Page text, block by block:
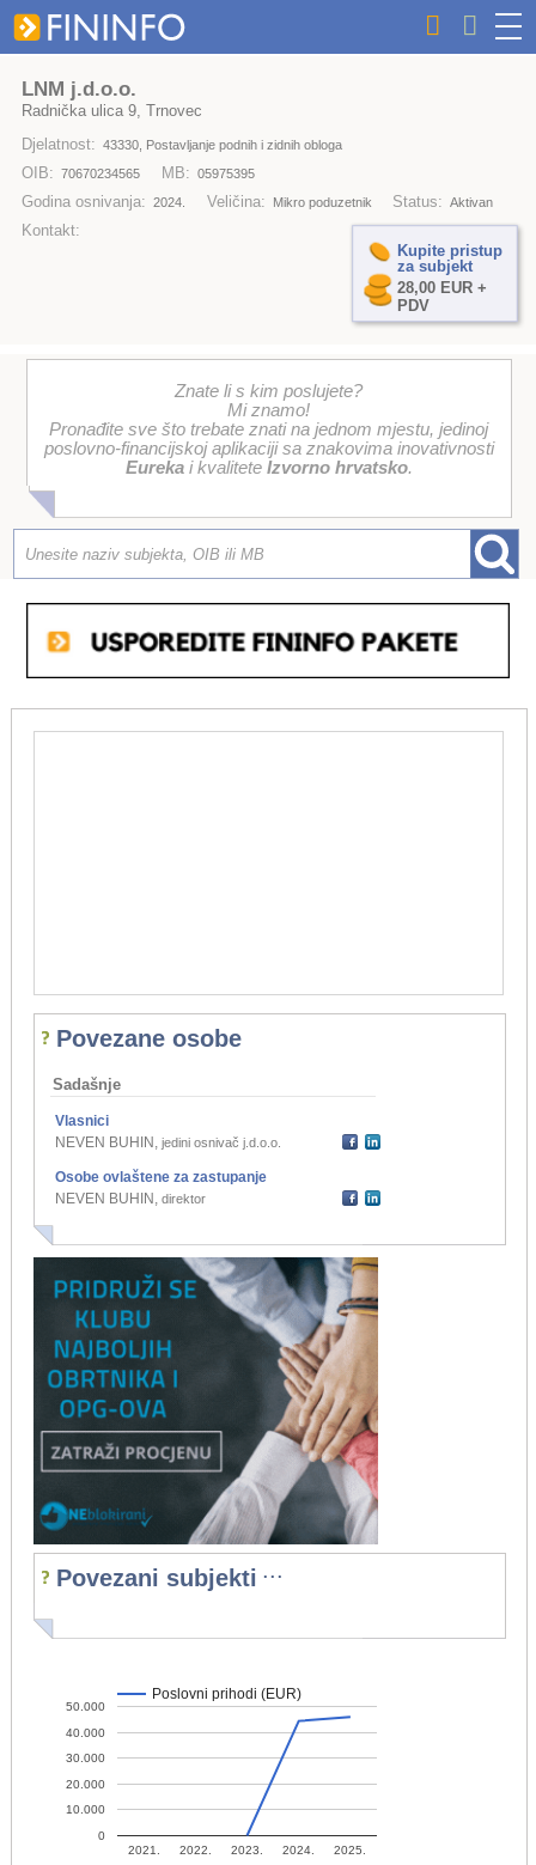
LNM j.d.o.o.
Radnička ulica 9, Trnovec
Djelatnost: 43330, Postavljanje podnih i zidnih obloga
OIB: 70670234565 MB: 05975395
Godina osnivanja: 2024. Veličina: Mikro poduzetnik Status: Aktivan
Kontakt:
Kupite pristup
za subjekt
28,00 EUR +
PDV
Znate li s kim poslujete?
Mi znamo!
Pronađite sve što trebate znati na jednom mjestu, jedinoj
poslovno-financijskoj aplikaciji sa znakovima inovativnosti
Eurekai kvalitete Izvorno hrvatsko.
Povezane osobe
Sadašnje
Vlasnici
NEVEN BUHIN , jedini osnivač j.d.o.o.
Osobe ovlaštene za zastupanje
NEVEN BUHIN , direktor
Povezani subjekti ...
Poslovni prihodi (EUR)
2021. 2022. 2023. 2024. 2025.
0
10.000
20.000
30.000
40.000
50.000